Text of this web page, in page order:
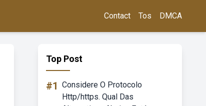
Contact Tos DMCA
Top Post
#1 Considere O Protocolo
Http/https. Qual Das